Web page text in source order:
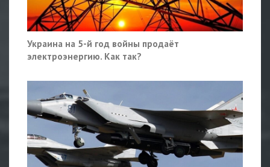
Украина на 5-й год войны продаёт
электроэнергию. Как так?